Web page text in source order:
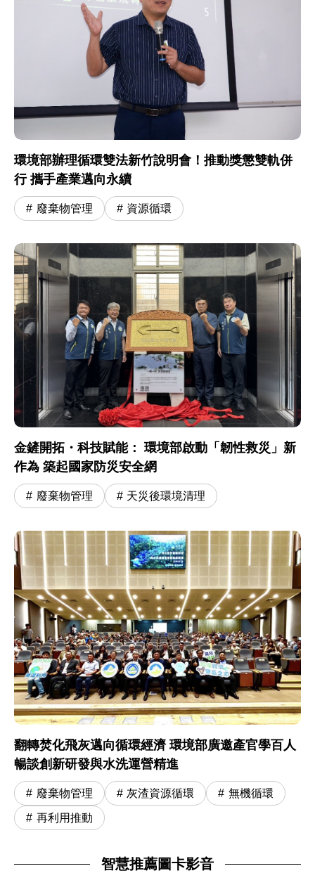
環境部辦理循環雙法新竹說明會！推動獎懲雙軌併
行 攜手產業邁向永續
廢棄物管理 資源循環
金鏟開拓・科技賦能： 環境部啟動「韌性救災」新
作為 築起國家防災安全網
廢棄物管理 天災後環境清理
翻轉焚化飛灰邁向循環經濟 環境部廣邀產官學百人
暢談創新研發與水洗運營精進
廢棄物管理 灰渣資源循環 無機循環
再利用推動
智慧推薦圖卡影音